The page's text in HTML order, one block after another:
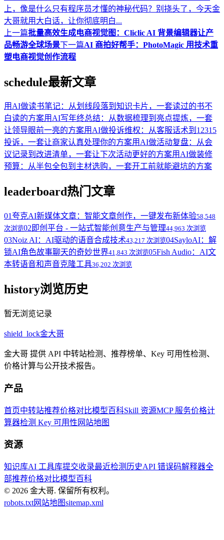
上，像是什么只有程序员才懂的神秘代码？别挠头了，今天金
大哥就用大白话，让你彻底明白...
上一篇批量高效生成电商视觉图：Cliclic AI 背景编辑器让产
品畅游全球场景下一篇AI 商拍好帮手：PhotoMagic 用技术重
塑电商视觉创作流程
schedule最新文章
用AI做读书笔记：从划线段落到知识卡片，一套读过的书不
白读的方案用AI写年终总结：从数据梳理到亮点提炼，一套
让领导眼前一亮的方案用AI做投诉维权：从客服话术到12315
投诉，一套让商家认真处理你的方案用AI做活动复盘：从会
议记录到改进清单，一套让下次活动更好的方案用AI做装修
预算：从半包全包到主材选购，一套开工前就能避坑的方案
leaderboard热门文章
01夸克AI新媒体文章：智能文章创作，一键发布新体验58,548
次浏览02 即创平台 - 一站式智能创意生产与管理44,963 次浏览
03Noiz AI：AI驱动的语音合成技术43,217 次浏览04SayloAI：解
锁AI角色故事聊天的奇妙世界41,843 次浏览05Fish Audio：AI文
本转语音和声音克隆工具36,202 次浏览
history浏览历史
暂无浏览记录
shield_lock金大哥
金大哥 提供 API 中转站检测、推荐榜单、Key 可用性检测、
价格计算与公开技术报告。
产品
首页中转站推荐价格对比模型百科Skill 资源MCP 服务价格计
算器检测 Key 可用性 网站地图
资源
知识库AI 工具库提交收录最近检测历史API 错误码解释器全
部推荐价格对比模型百科
© 2026 金大哥. 保留所有权利。
robots.txt网站地图sitemap.xml